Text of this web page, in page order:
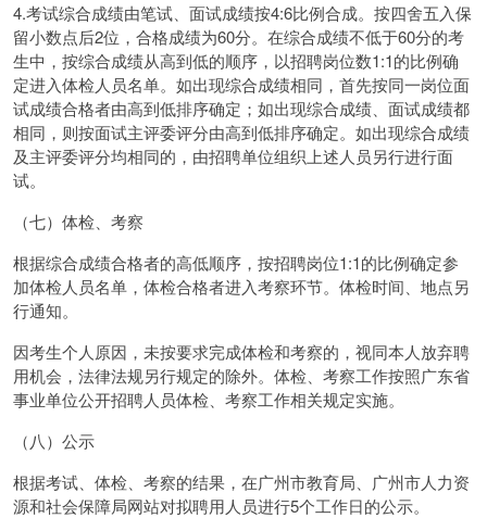
4.考试综合成绩由笔试、面试成绩按4:6比例合成。按四舍五入保
留小数点后2位，合格成绩为60分。在综合成绩不低于60分的考
生中，按综合成绩从高到低的顺序，以招聘岗位数1:1的比例确
定进入体检人员名单。如出现综合成绩相同，首先按同一岗位面
试成绩合格者由高到低排序确定；如出现综合成绩、面试成绩都
相同，则按面试主评委评分由高到低排序确定。如出现综合成绩
及主评委评分均相同的，由招聘单位组织上述人员另行进行面
试。
（七）体检、考察
根据综合成绩合格者的高低顺序，按招聘岗位1:1的比例确定参
加体检人员名单，体检合格者进入考察环节。体检时间、地点另
行通知。
因考生个人原因，未按要求完成体检和考察的，视同本人放弃聘
用机会，法律法规另行规定的除外。体检、考察工作按照广东省
事业单位公开招聘人员体检、考察工作相关规定实施。
（八）公示
根据考试、体检、考察的结果，在广州市教育局、广州市人力资
源和社会保障局网站对拟聘用人员进行5个工作日的公示。